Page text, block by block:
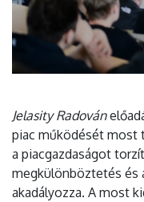
Jelasity Radován
piac működését most
a piacgazdaságot
megkülönböztetés és
akadályozza. A most